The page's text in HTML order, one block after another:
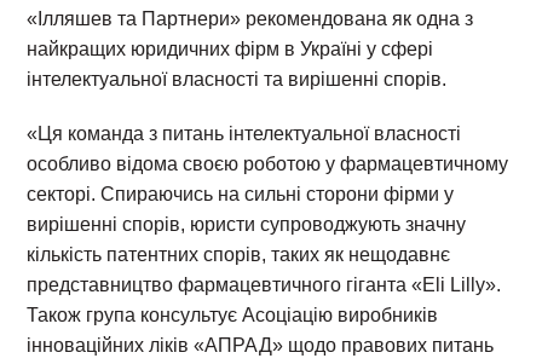
«Ілляшев та Партнери» рекомендована як одна з
найкращих юридичних фірм в Україні у сфері
інтелектуальної власності та вирішенні спорів.
«Ця команда з питань інтелектуальної власності
особливо відома своєю роботою у фармацевтичному
секторі. Спираючись на сильні сторони фірми у
вирішенні спорів, юристи супроводжують значну
кількість патентних спорів, таких як нещодавнє
представництво фармацевтичного гіганта «Eli Lilly».
Також група консультує Асоціацію виробників
інноваційних ліків «АПРАД» щодо правових питань